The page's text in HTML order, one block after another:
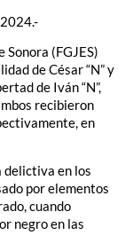
Sonora (FGJES)
de César “N” y
de Iván “N”,
recibieron
en
delictiva en los
por elementos
cuando
negro en las